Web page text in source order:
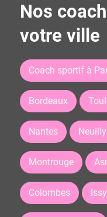
Nos
votre ville
Coach sportif à
Bordeaux
Nantes
Montrouge
Colombes